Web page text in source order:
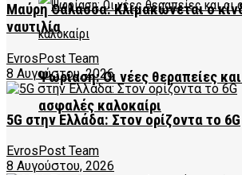
Ψωρίαση: Οι νέες θεραπείες και
ασφαλές καλοκαίρι
Μαύρη Θάλασσα: Κλιμακώνεται ο
ναυτιλία
EvrosPost Team
8 Αυγούστου, 2026
5G στην Ελλάδα: Στον ορίζοντα το 6G
EvrosPost Team
8 Αυγούστου, 2026